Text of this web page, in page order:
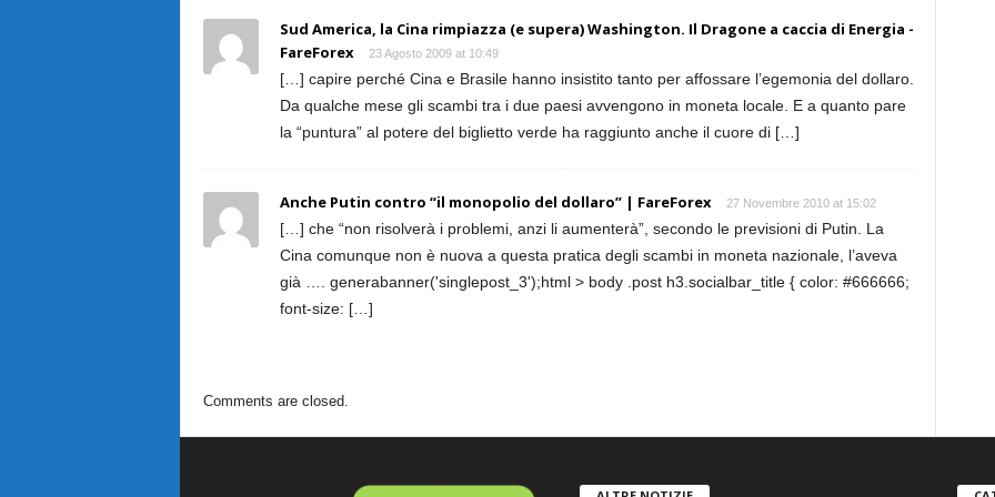
Sud America, la Cina rimpiazza (e supera) Washington. Il Dragone a caccia di Energia -
FareForex
23 Agosto 2009 at 10:49
[…] capire perché Cina e Brasile hanno insistito tanto per affossare l’egemonia del dollaro.
Da qualche mese gli scambi tra i due paesi avvengono in moneta locale. E a quanto pare
la “puntura” al potere del biglietto verde ha raggiunto anche il cuore di […]
Anche Putin contro “il monopolio del dollaro” | FareForex 27 Novembre 2010 at 15:02
[…] che “non risolverà i problemi, anzi li aumenterà”, secondo le previsioni di Putin. La
Cina comunque non è nuova a questa pratica degli scambi in moneta nazionale, l’aveva
già …. generabanner('singlepost_3');html > body .post h3.socialbar_title { color: #666666;
font-size: […]
Comments are closed.